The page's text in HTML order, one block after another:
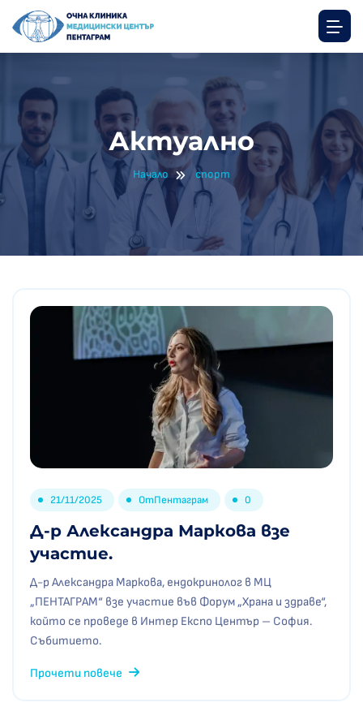
Актуално
Начало спорт
21/11/2025 ОтПентаграм 0
Д-р Александра Маркова взе
участие.
Д-р Александра Маркова, ендокринолог в МЦ
„ПЕНТАГРАМ“ взе участие във Форум „Храна и здраве“,
който се проведе в Интер Експо Център – София.
Събитието.
Прочети повече